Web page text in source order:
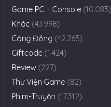
Game PC – Console (10.083)
Khác (43.998)
Cộng Đồng (42.265)
Giftcode (1.424)
Review (227)
Thư Viện Game (82)
Phim-Truyện (17.312)